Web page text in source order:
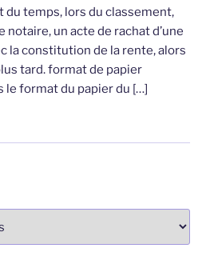
du temps, lors du classement,
notaire, un acte de rachat d’une
la constitution de la rente, alors
tard. format de papier
format du papier du […]